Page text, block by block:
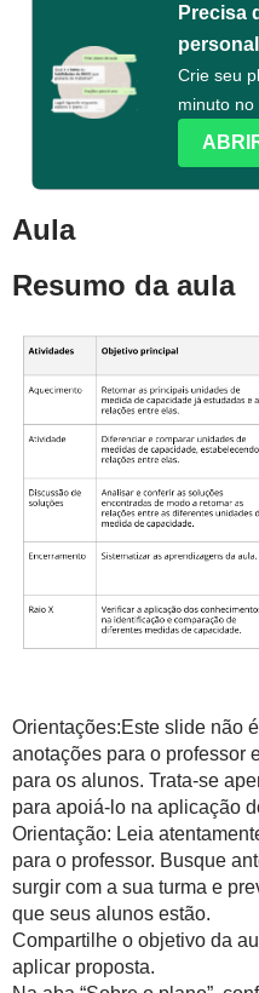
Precisa
Crie seu
minuto no
Aula
Resumo da aula
Orientações:Este slide não
anotações para o professor
para os alunos. Trata-se
para apoiá-lo na aplicação
Orientação: Leia
para o professor. Busque
surgir com a sua turma e
que seus alunos estão.
Compartilhe o objetivo da
aplicar proposta.